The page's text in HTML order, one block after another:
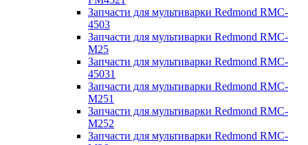
Запчасти для мультиварки Redmond RMC-
4503
Запчасти для мультиварки Redmond RMC-
M25
Запчасти для мультиварки Redmond RMC-
45031
Запчасти для мультиварки Redmond RMC-
M251
Запчасти для мультиварки Redmond RMC-
M252
Запчасти для мультиварки Redmond RMC-